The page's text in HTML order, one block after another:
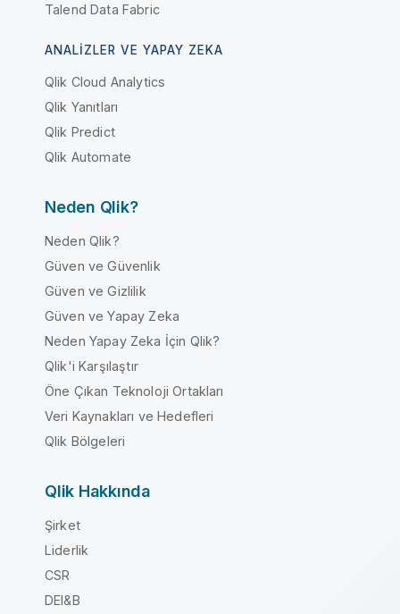
Talend Data Fabric
ANALIZLER VE YAPAY ZEKA
Qlik Cloud Analytics
Qlik Yanıtları
Qlik Predict
Qlik Automate
Neden Qlik?
Neden Qlik?
Güven ve Güvenlik
Güven ve Gizlilik
Güven ve Yapay Zeka
Neden Yapay Zeka İçin Qlik?
Qlik'i Karşılaştır
Öne Çıkan Teknoloji Ortakları
Veri Kaynakları ve Hedefleri
Qlik Bölgeleri
Qlik Hakkında
Şirket
Liderlik
CSR
DEI&B